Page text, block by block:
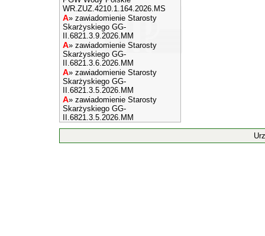
WR.ZUZ.4210.1.164.2026.MS
A» zawiadomienie Starosty
Skarżyskiego GG-
II.6821.3.9.2026.MM
A» zawiadomienie Starosty
Skarżyskiego GG-
II.6821.3.6.2026.MM
A» zawiadomienie Starosty
Skarżyskiego GG-
II.6821.3.5.2026.MM
A» zawiadomienie Starosty
Skarżyskiego GG-
II.6821.3.5.2026.MM